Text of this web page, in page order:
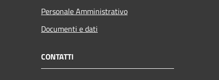
Personale Amministrativo
Documenti e dati
CONTATTI